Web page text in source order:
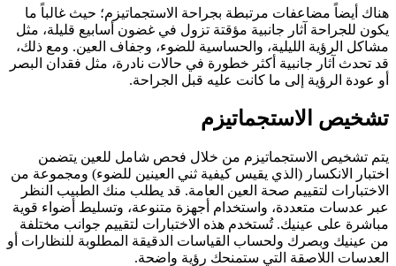
هناك أيضاً مضاعفات مرتبطة بجراحة الاستجماتيزم؛ حيث غالباً ما
يكون للجراحة آثار جانبية مؤقتة تزول في غضون أسابيع قليلة، مثل
مشاكل الرؤية الليلية، والحساسية للضوء، وجفاف العين. ومع ذلك،
قد تحدث آثار جانبية أكثر خطورة في حالات نادرة، مثل فقدان البصر
أو عودة الرؤية إلى ما كانت عليه قبل الجراحة.
تشخيص الاستجماتيزم
يتم تشخيص الاستجماتيزم من خلال فحص شامل للعين يتضمن
اختبار الانكسار (الذي يقيس كيفية ثني العينين للضوء) ومجموعة من
الاختبارات لتقييم صحة العين العامة. قد يطلب منك الطبيب النظر
عبر عدسات متعددة، واستخدام أجهزة متنوعة، وتسليط أضواء قوية
مباشرة على عينيك. تُستخدم هذه الاختبارات لتقييم جوانب مختلفة
من عينيك وبصرك ولحساب القياسات الدقيقة المطلوبة للنظارات أو
العدسات اللاصقة التي ستمنحك رؤية واضحة.